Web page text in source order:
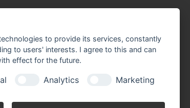
to provide its services, constantly
to users' interests. I agree to this and can
effect for the future.
Analytics Marketing